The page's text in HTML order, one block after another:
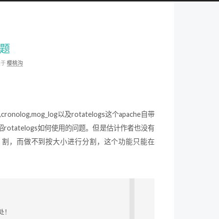
樱桃沟
以及rotatelogs这个apache自带
rotatelogs如何使用的问题。但是估计作者也没有
，而做不到按大小进行分割，这个功能只能在